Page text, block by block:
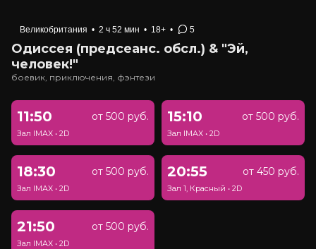
Великобритания • 2 ч 52 мин • 18+ • 5
Одиссея (предсеанс. обсл.) & "Эй,
человек!"
боевик, приключения, фэнтези
11:50 от 500 руб.
Зал IMAX • 2D
15:10 от 500 руб.
Зал IMAX • 2D
18:30 от 500 руб.
Зал IMAX • 2D
20:55 от 450 руб.
Зал 1, Красный • 2D
21:50 от 500 руб.
Зал IMAX • 2D